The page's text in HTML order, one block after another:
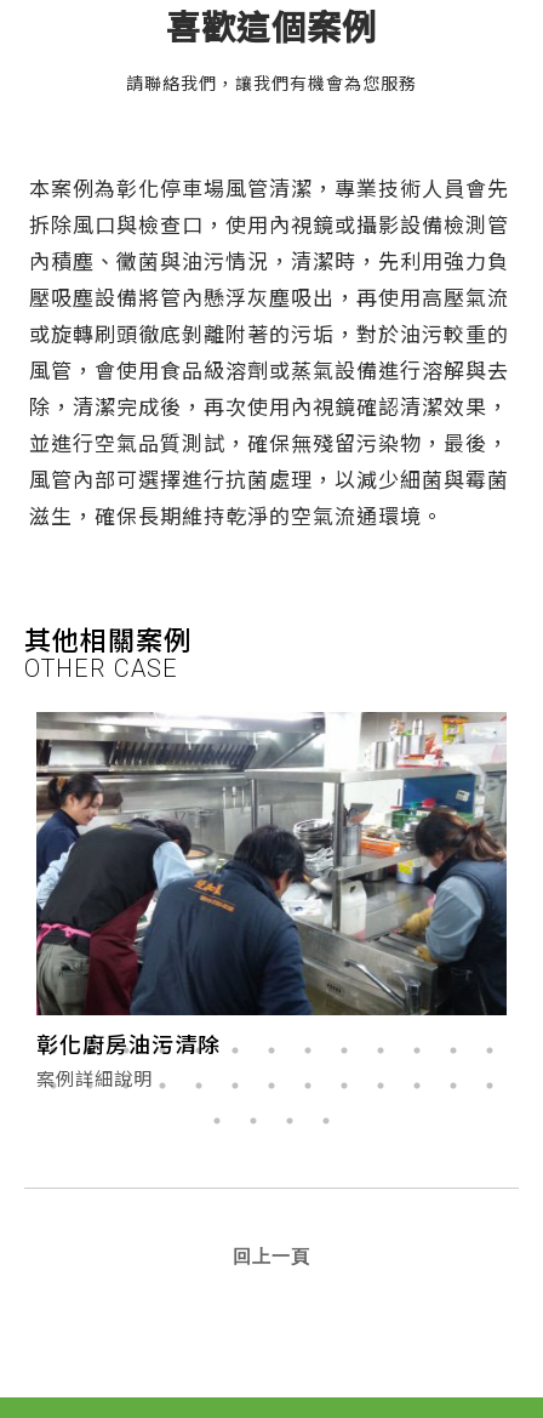
喜歡這個案例
請聯絡我們，讓我們有機會為您服務
本案例為彰化停車場風管清潔，專業技術人員會先
拆除風口與檢查口，使用內視鏡或攝影設備檢測管
內積塵、黴菌與油污情況，清潔時，先利用強力負
壓吸塵設備將管內懸浮灰塵吸出，再使用高壓氣流
或旋轉刷頭徹底剝離附著的污垢，對於油污較重的
風管，會使用食品級溶劑或蒸氣設備進行溶解與去
除，清潔完成後，再次使用內視鏡確認清潔效果，
並進行空氣品質測試，確保無殘留污染物，最後，
風管內部可選擇進行抗菌處理，以減少細菌與霉菌
滋生，確保長期維持乾淨的空氣流通環境。
其他相關案例
OTHER CASE
彰化廚房油污清除
案例詳細說明
回上一頁